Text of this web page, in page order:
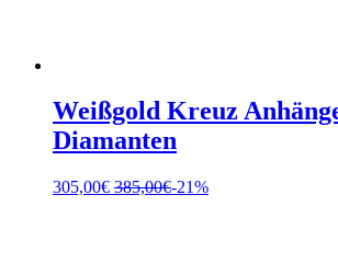
Weißgold Kreuz
Diamanten
305,00€ 385,00€-21%